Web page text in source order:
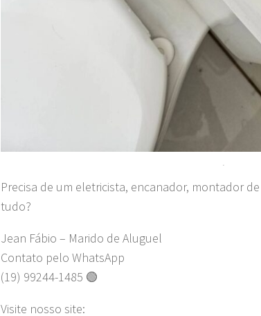
.
Precisa de um eletricista, encanador, montador
tudo?
Jean Fábio – Marido de Aluguel
Contato pelo WhatsApp
(19) 99244-1485 🟢
Visite nosso site: